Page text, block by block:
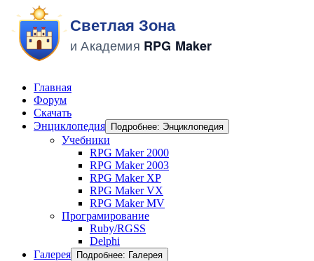
Главная
Форум
Скачать
Энциклопедия
Подробнее: Энциклопедия
Учебники
RPG Maker 2000
RPG Maker 2003
RPG Maker XP
RPG Maker VX
RPG Maker MV
Програмирование
Ruby/RGSS
Delphi
Галерея
Подробнее: Галерея